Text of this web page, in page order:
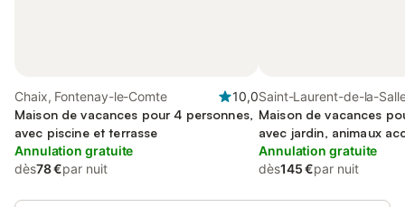
Chaix, Fontenay-le-Comte
10,0
Maison de vacances pour 4 personnes,
avec piscine et terrasse
Annulation gratuite
dès78 €par nuit
Saint-Laurent-de-la-
Fontenay-le-Comte
Maison de vacances
avec jardin, animaux
Annulation gratuite
dès145 €par nuit